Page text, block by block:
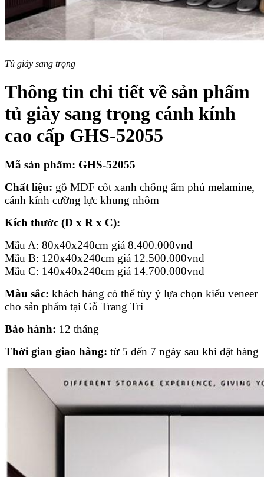
Tủ giày sang trọng
Thông tin chi tiết về sản phẩm
tủ giày sang trọng cánh kính
cao cấp GHS-52055
Mã sản phẩm: GHS-52055
Chất liệu: gỗ MDF cốt xanh chống ẩm phủ melamine,
cánh kính cường lực khung nhôm
Kích thước (D x R x C):
Mẫu A: 80x40x240cm giá 8.400.000vnd
Mẫu B: 120x40x240cm giá 12.500.000vnd
Mẫu C: 140x40x240cm giá 14.700.000vnd
Màu sắc: khách hàng có thể tùy ý lựa chọn kiểu veneer
cho sản phẩm tại Gỗ Trang Trí
Bảo hành: 12 tháng
Thời gian giao hàng: từ 5 đến 7 ngày sau khi đặt hàng